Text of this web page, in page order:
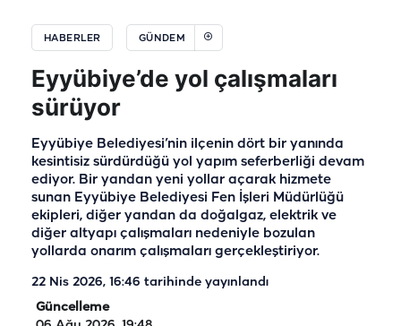
HABERLER GÜNDEM
Eyyübiye’de yol çalışmaları
sürüyor
Eyyübiye Belediyesi’nin ilçenin dört bir yanında
kesintisiz sürdürdüğü yol yapım seferberliği devam
ediyor. Bir yandan yeni yollar açarak hizmete
sunan Eyyübiye Belediyesi Fen İşleri Müdürlüğü
ekipleri, diğer yandan da doğalgaz, elektrik ve
diğer altyapı çalışmaları nedeniyle bozulan
yollarda onarım çalışmaları gerçekleştiriyor.
22 Nis 2026, 16:46 tarihinde yayınlandı
Güncelleme